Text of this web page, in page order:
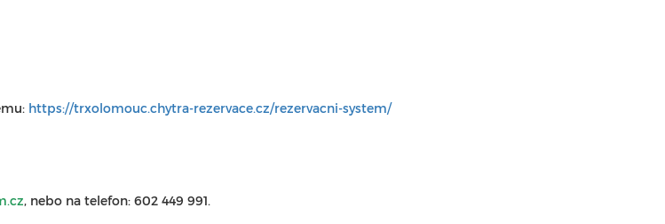
https://trxolomouc.chytra-rezervace.cz/rezervacni-system/
, nebo na telefon: 602 449 991.